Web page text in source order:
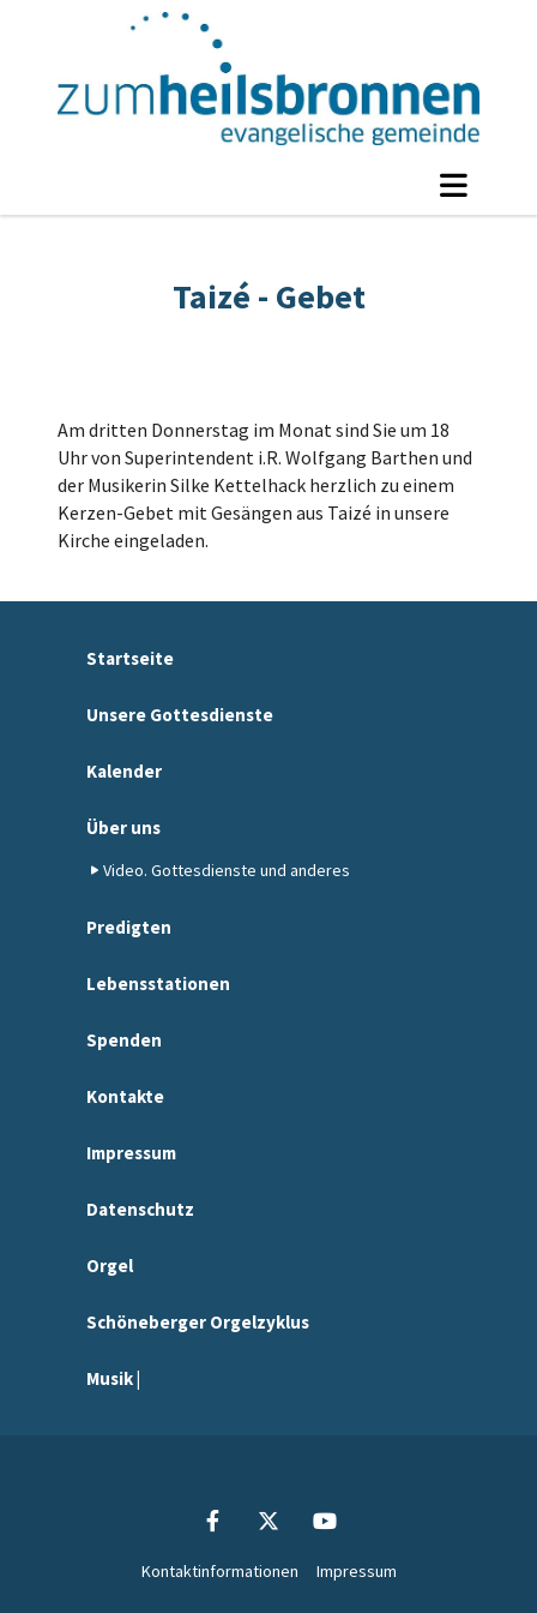
Taizé - Gebet
Am dritten Donnerstag im Monat sind Sie um 18
Uhr von Superintendent i.R. Wolfgang Barthen und
der Musikerin Silke Kettelhack herzlich zu einem
Kerzen-Gebet mit Gesängen aus Taizé in unsere
Kirche eingeladen.
Startseite
Unsere Gottesdienste
Kalender
Über uns
Video. Gottesdienste und anderes
Predigten
Lebensstationen
Spenden
Kontakte
Impressum
Datenschutz
Orgel
Schöneberger Orgelzyklus
Musik |
Kontaktinformationen Impressum